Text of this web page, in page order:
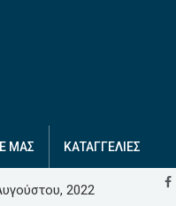
ΜΑΣ ΚΑΤΑΓΓΕΛΙΕΣ
2022